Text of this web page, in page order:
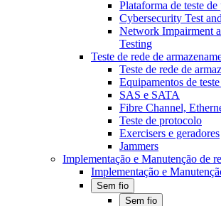
Plataforma de teste
Cybersecurity Test
Network Impairment
Testing
Teste de rede de
Teste de rede de
Equipamentos de
SAS e SATA
Fibre Channel,
Teste de protocolo
Exercisers e geradores
Jammers
Implementação e Manutenção de
Implementação e
Sem fio
Sem fio